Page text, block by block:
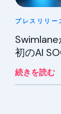
プレスリリー
Swimlane
初のAI
続きを読む